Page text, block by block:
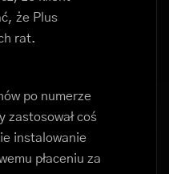
że Plus
rat.
po numerze
zastosował coś
instalowanie
płaceniu za